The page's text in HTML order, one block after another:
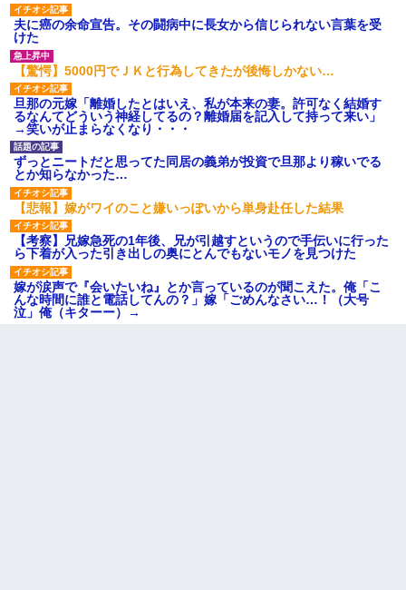
夫に癌の余命宣告。その闘病中に長女から信じられない言葉を受
けた
【驚愕】5000円でＪＫと行為してきたが後悔しかない…
旦那の元嫁「離婚したとはいえ、私が本来の妻。許可なく結婚す
るなんてどういう神経してるの？離婚届を記入して持って来い」
→笑いが止まらなくなり・・・
ずっとニートだと思ってた同居の義弟が投資で旦那より稼いでる
とか知らなかった…
【悲報】嫁がワイのこと嫌いっぽいから単身赴任した結果
【考察】兄嫁急死の1年後、兄が引越すというので手伝いに行った
ら下着が入った引き出しの奥にとんでもないモノを見つけた
嫁が涙声で『会いたいね』とか言っているのが聞こえた。俺「こ
んな時間に誰と電話してんの？」嫁「ごめんなさい…！（大号
泣」俺（キターー）→